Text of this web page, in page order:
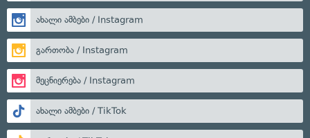
ახალი ამბები / Instagram
გართობა / Instagram
მეცნიერება / Instagram
ახალი ამბები / TikTok